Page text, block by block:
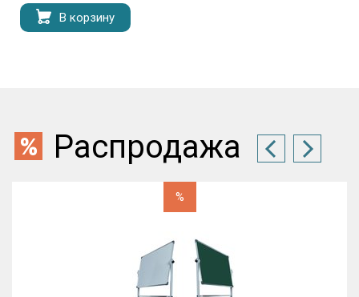
В корзину
Распродажа
%